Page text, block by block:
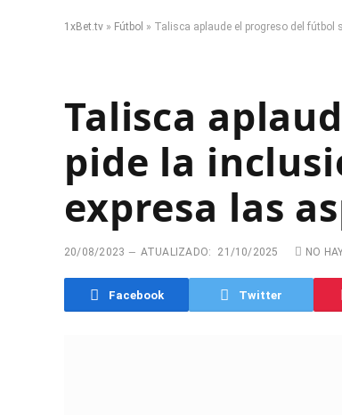
1xBet.tv » Fútbol » Talisca aplaude el progreso del
Talisca
pide la
expresa las
20/08/2023 ATUALIZADO: 21/10/2025 NO
Facebook Twitter